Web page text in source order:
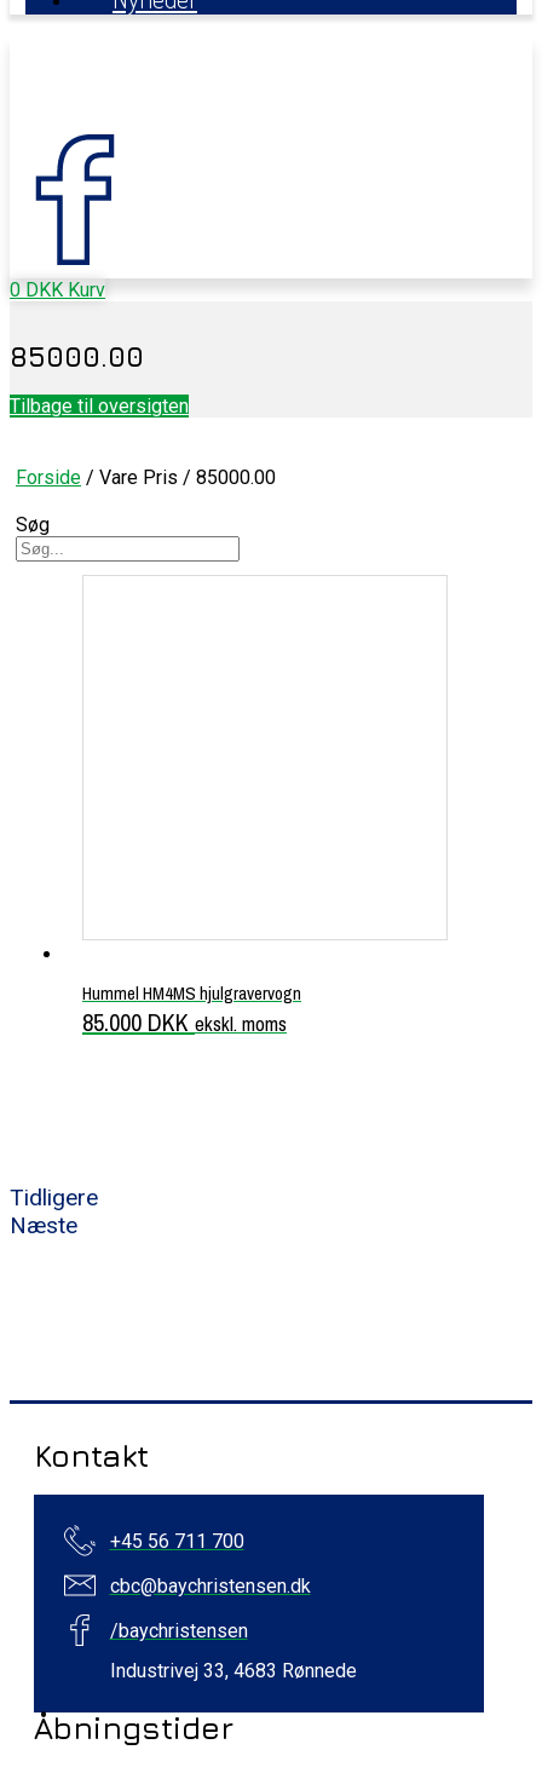
0 DKK Kurv
85000.00
Tilbage til oversigten
Forside / Vare Pris / 85000.00
Søg
Hummel HM4MS hjulgravervogn
85.000 DKK ekskl. moms
Tidligere
Næste
Kontakt
+45 56 711 700
cbc@baychristensen.dk
/baychristensen
Industrivej 33, 4683 Rønnede
Åbningstider